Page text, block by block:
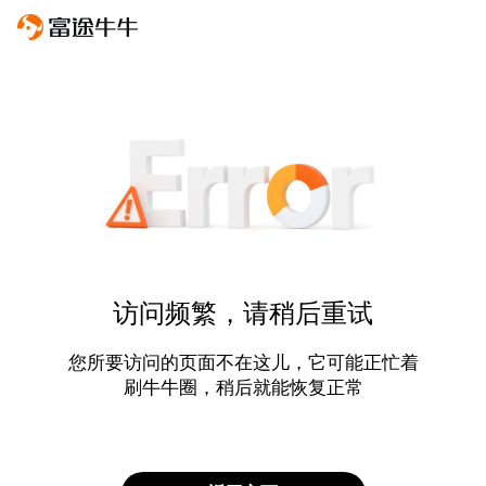
访问频繁，请稍后重试
您所要访问的页面不在这儿，它可能正忙着
刷牛牛圈，稍后就能恢复正常